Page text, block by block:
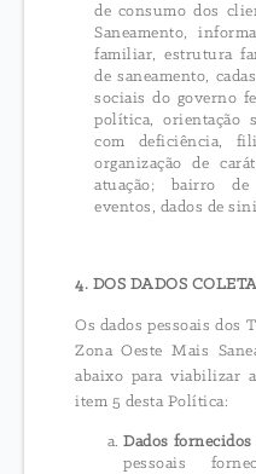
de consumo dos
Saneamento,
familiar, estrutura
de saneamento,
sociais do governo
política, orientação
com deficiência,
organização de
atuação; bairro
eventos, dados de
4. DOS DADOS
Os dados pessoais dos
Zona Oeste Mais
abaixo para viabilizar
item 5 desta Política:
Dados
pessoais